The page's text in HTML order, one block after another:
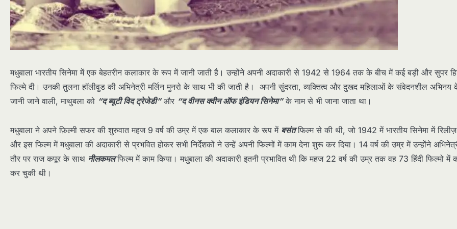
मधुबाला भारतीय सिनेमा में एक बेहतरीन कलाकार के रूप में जानी जाती है। उन्होंने अपनी अदाकारी से 1942 से 1964 तक के बीच में कई बड़ी और सुपर
फिल्मे दी। उनकी तुलना हॉलीवुड की अभिनेत्री मर्लिन मुनरो के साथ भी की जाती है। अपनी सुंदरता, व्यक्तित्व और दुखद महिलाओं के संवेदनशील अभिनय
जानी जाने वाली, माथुबला को “द ब्यूटी विद ट्रेजेडी”और “द वीनस क्वीन ऑफ इंडियन सिनेमा”के नाम से भी जाना जाता था।
मधुबाला ने अपने फ़िल्मी सफर की शुरुवात महज 9 वर्ष की उम्र में एक बाल कलाकार के रूप में बसंतफिल्म से की थी, जो 1942 में भारतीय सिनेमा में
और इस फिल्म में मधुबाला की अदाकारी से प्रभवित होकर सभी निर्देशकों ने उन्हें अपनी फिल्मों में काम देना शुरू कर दिया। 14 वर्ष की उम्र में उन्होंने
तौर पर राज कपूर के साथ नीलकमलफिल्म में काम किया। मधुबाला की अदाकारी इतनी प्रभावित थी कि महज 22 वर्ष की उम्र तक वह 73 हिंदी फिल्मो में
कर चुकी थी।